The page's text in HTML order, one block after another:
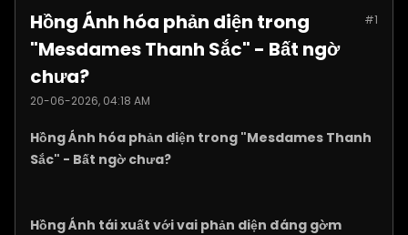
Join Date:
Posts:5399 #1
Hồng Ánh hóa phản diện trong
"Mesdames Thanh Sắc" - Bất ngờ
chưa?
20-06-2026, 04:18 AM
Hồng Ánh hóa phản diện trong "Mesdames Thanh
Sắc" - Bất ngờ chưa?
Hồng Ánh tái xuất với vai phản diện đáng gờm